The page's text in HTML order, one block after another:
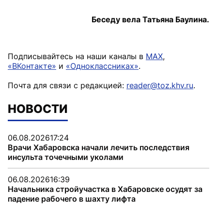
Беседу вела Татьяна Баулина.
Подписывайтесь на наши каналы в MAX,
«ВКонтакте» и «Одноклассниках».
Почта для связи с редакцией: reader@toz.khv.ru.
НОВОСТИ
06.08.202617:24
Врачи Хабаровска начали лечить последствия
инсульта точечными уколами
06.08.202616:39
Начальника стройучастка в Хабаровске осудят за
падение рабочего в шахту лифта